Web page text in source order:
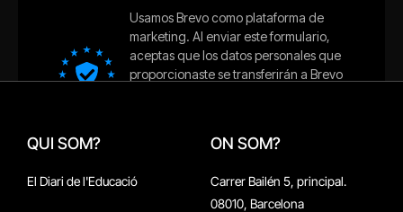
QUI SOM?
El Diari de l'Educació
ON SOM?
Carrer Bailén 5, principal.
08010, Barcelona